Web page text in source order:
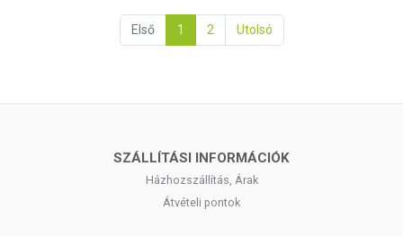
Első 1 2 Utolsó
SZÁLLÍTÁSI INFORMÁCIÓK
Házhozszállítás, Árak
Átvételi pontok